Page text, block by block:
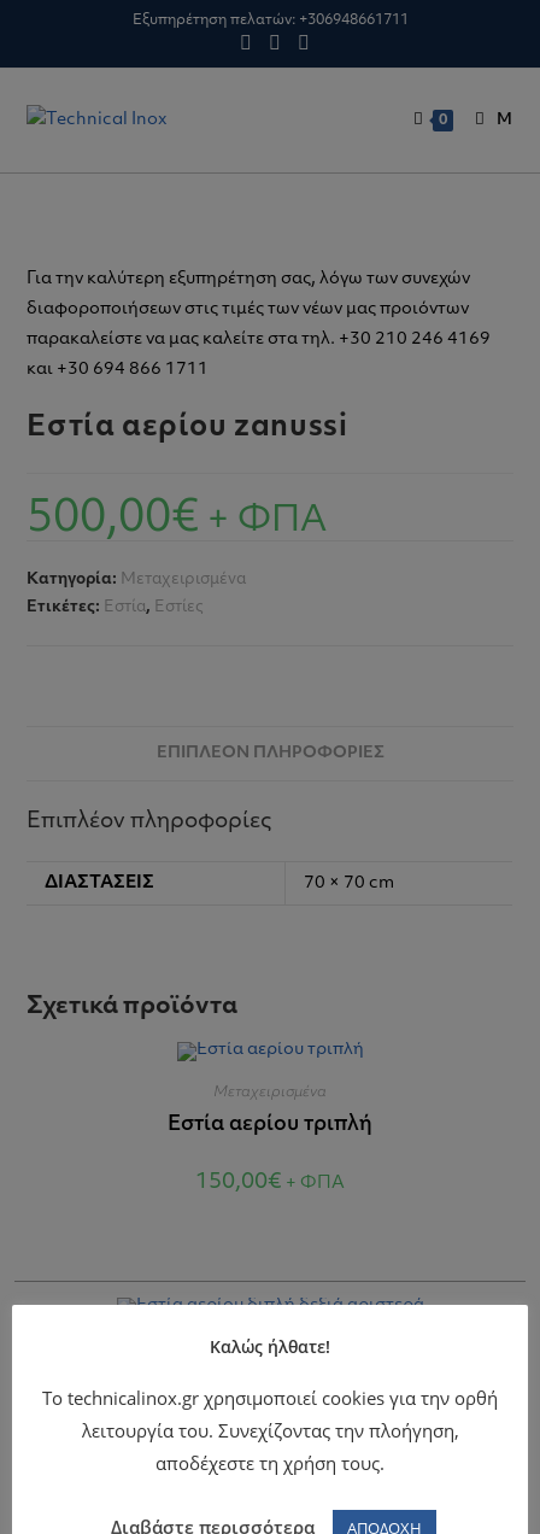
Εξυπηρέτηση πελατών: +306948661711
0 M
Για την καλύτερη εξυπηρέτηση σας, λόγω των συνεχών
διαφοροποιήσεων στις τιμές των νέων μας προιόντων
παρακαλείστε να μας καλείτε στα τηλ. +30 210 246 4169
και +30 694 866 1711
Εστία αερίου zanussi
500,00€ + ΦΠΑ
Κατηγορία: Μεταχειρισμένα
Ετικέτες: Εστία, Εστίες
ΕΠΙΠΛΈΟΝ ΠΛΗΡΟΦΟΡΊΕΣ
Επιπλέον πληροφορίες
ΔΙΑΣΤΆΣΕΙΣ 70 × 70 cm
Σχετικά προϊόντα
Μεταχειρισμένα
Εστία αερίου τριπλή
150,00€ + ΦΠΑ
Μεταχειρισμένα
450,00€ + ΦΠΑ
Καλώς ήλθατε!
Το technicalinox.gr χρησιμοποιεί cookies για την ορθή
λειτουργία του. Συνεχίζοντας την πλοήγηση,
αποδέχεστε τη χρήση τους.
Διαβάστε περισσότερα ΑΠΟΔΟΧΗ